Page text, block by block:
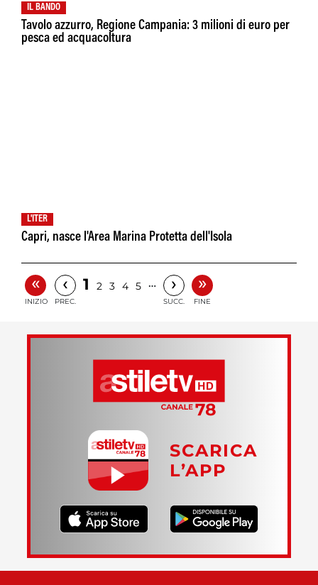
IL BANDO
Tavolo azzurro, Regione Campania: 3 milioni di euro per
pesca ed acquacoltura
L'ITER
Capri, nasce l'Area Marina Protetta dell'Isola
«
INIZIO
‹
PREC.
1 2 3 4 5 … ›
SUCC.
»
FINE
SCARICA
L’APP